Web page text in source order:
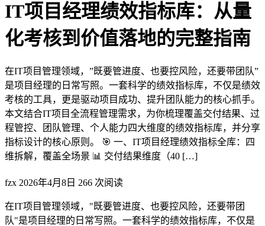
IT项目经理绩效指标库：从量
化考核到价值落地的完整指南
在IT项目管理领域，”既要管进度、也要控风险，还要带团队”
是项目经理的日常写照。一套科学的绩效指标库，不仅是绩效
考核的工具，更是驱动项目成功、提升团队能力的核心抓手。
本文结合IT项目全流程管理需求，为你梳理覆盖交付结果、过
程管控、团队管理、个人能力四大维度的绩效指标库，并分享
指标设计的核心原则。 🎯 一、IT项目经理绩效指标全库：四
维拆解，覆盖全场景 📊 交付结果维度（40 […]
fzx 2026年4月8日 266 次阅读
在IT项目管理领域，"既要管进度、也要控风险，还要带团
队"是项目经理的日常写照。一套科学的绩效指标库，不仅是